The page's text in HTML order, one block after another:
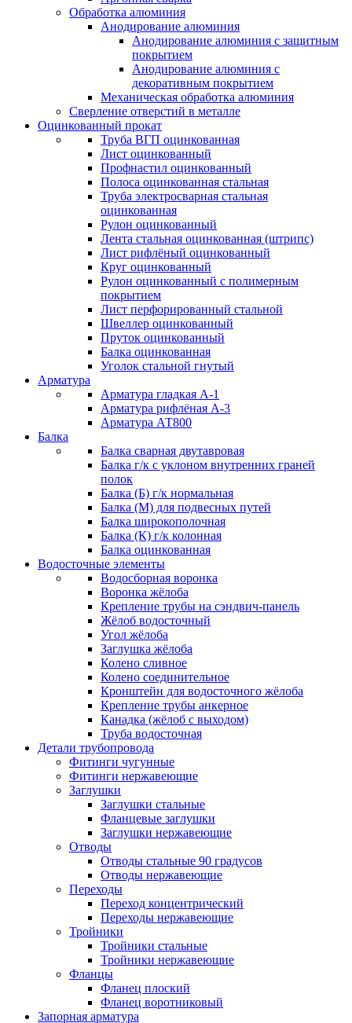
Обработка алюминия
Анодирование алюминия
Анодирование алюминия с защитным
покрытием
Анодирование алюминия с
декоративным покрытием
Механическая обработка алюминия
Сверление отверстий в металле
Оцинкованный прокат
Труба ВГП оцинкованная
Лист оцинкованный
Профнастил оцинкованный
Полоса оцинкованная стальная
Труба электросварная стальная
оцинкованная
Рулон оцинкованный
Лента стальная оцинкованная (штрипс)
Лист рифлёный оцинкованный
Круг оцинкованный
Рулон оцинкованный с полимерным
покрытием
Лист перфорированный стальной
Швеллер оцинкованный
Пруток оцинкованный
Балка оцинкованная
Уголок стальной гнутый
Арматура
Арматура гладкая А-1
Арматура рифлёная А-3
Арматура АТ800
Балка
Балка сварная двутавровая
Балка г/к с уклоном внутренних граней
полок
Балка (Б) г/к нормальная
Балка (М) для подвесных путей
Балка широкополочная
Балка (К) г/к колонная
Балка оцинкованная
Водосточные элементы
Водосборная воронка
Воронка жёлоба
Крепление трубы на сэндвич-панель
Жёлоб водосточный
Угол жёлоба
Заглушка жёлоба
Колено сливное
Колено соединительное
Кронштейн для водосточного жёлоба
Крепление трубы анкерное
Канадка (жёлоб с выходом)
Труба водосточная
Детали трубопровода
Фитинги чугунные
Фитинги нержавеющие
Заглушки
Заглушки стальные
Фланцевые заглушки
Заглушки нержавеющие
Отводы
Отводы стальные 90 градусов
Отводы нержавеющие
Переходы
Переход концентрический
Переходы нержавеющие
Тройники
Тройники стальные
Тройники нержавеющие
Фланцы
Фланец плоский
Фланец воротниковый
Запорная арматура